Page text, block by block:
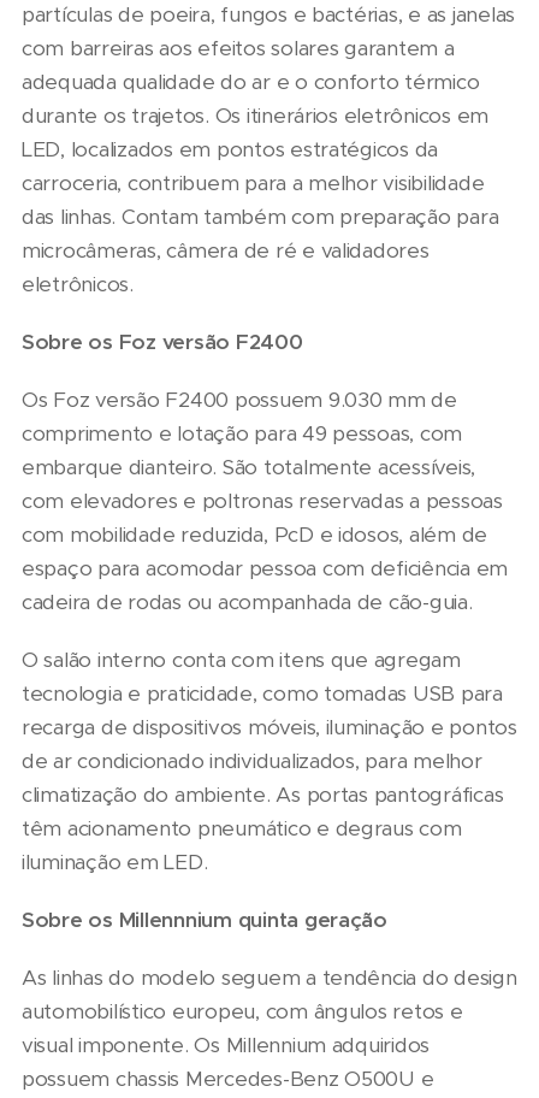
partículas de poeira, fungos e bactérias, e as janelas
com barreiras aos efeitos solares garantem a
adequada qualidade do ar e o conforto térmico
durante os trajetos. Os itinerários eletrônicos em
LED, localizados em pontos estratégicos da
carroceria, contribuem para a melhor visibilidade
das linhas. Contam também com preparação para
microcâmeras, câmera de ré e validadores
eletrônicos.
Sobre os Foz versão F2400
Os Foz versão F2400 possuem 9.030 mm de
comprimento e lotação para 49 pessoas, com
embarque dianteiro. São totalmente acessíveis,
com elevadores e poltronas reservadas a pessoas
com mobilidade reduzida, PcD e idosos, além de
espaço para acomodar pessoa com deficiência em
cadeira de rodas ou acompanhada de cão-guia.
O salão interno conta com itens que agregam
tecnologia e praticidade, como tomadas USB para
recarga de dispositivos móveis, iluminação e pontos
de ar condicionado individualizados, para melhor
climatização do ambiente. As portas pantográficas
têm acionamento pneumático e degraus com
iluminação em LED.
Sobre os Millennnium quinta geração
As linhas do modelo seguem a tendência do design
automobilístico europeu, com ângulos retos e
visual imponente. Os Millennium adquiridos
possuem chassis Mercedes-Benz O500U e